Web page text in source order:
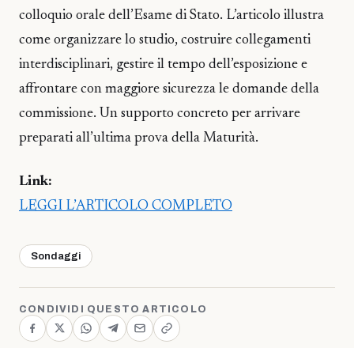
colloquio orale dell’Esame di Stato. L’articolo illustra
come organizzare lo studio, costruire collegamenti
interdisciplinari, gestire il tempo dell’esposizione e
affrontare con maggiore sicurezza le domande della
commissione. Un supporto concreto per arrivare
preparati all’ultima prova della Maturità.
Link:
LEGGI L’ARTICOLO COMPLETO
Sondaggi
CONDIVIDI QUESTO ARTICOLO